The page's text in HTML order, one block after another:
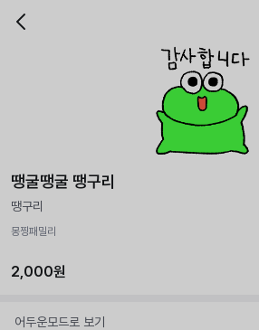
땡굴땡굴 땡구리
땡구리
몽찡패밀리
2,000원
어두운모드로 보기